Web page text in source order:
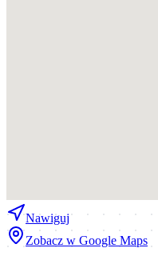
Nawiguj
Zobacz w Google Maps